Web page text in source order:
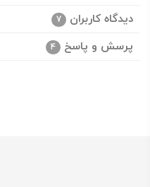
دیدگاه کاربران
7
پرسش و پاسخ 4